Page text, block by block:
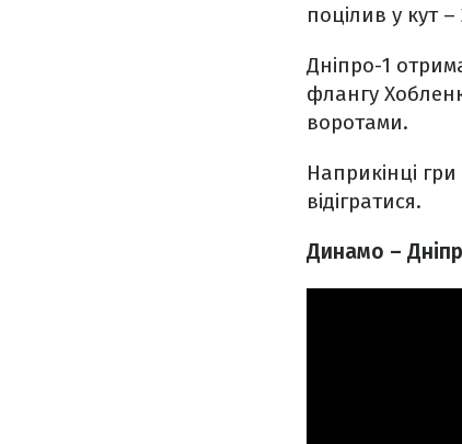
поцілив у кут –
Дніпро-1
флангу
воротами.
Наприкінці
відігратися.
Динамо –